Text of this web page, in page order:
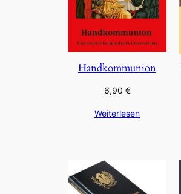
Handkommunion
6,90 €
Weiterlesen